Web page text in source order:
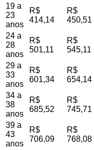
19 a
23
anos
R$
414,14
R$
450,51
24 a
28
anos
R$
501,11
R$
545,11
29 a
33
anos
R$
601,34
R$
654,14
34 a
38
anos
R$
685,52
R$
745,71
39 a
43
anos
R$
706,09
R$
768,08